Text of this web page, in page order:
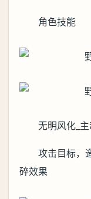
角色技能
无明风化_
攻击目标，
碎效果